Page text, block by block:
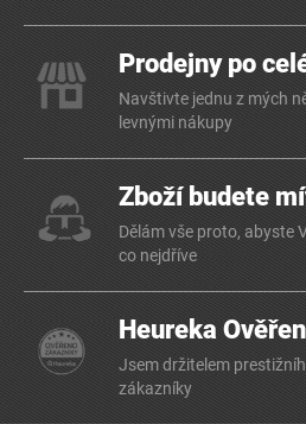
Prodejny po
Navštivte jednu z mých
levnými nákupy
Zboží budete
Dělám vše proto, abyste
co nejdříve
Heureka
Jsem držitelem
zákazníky